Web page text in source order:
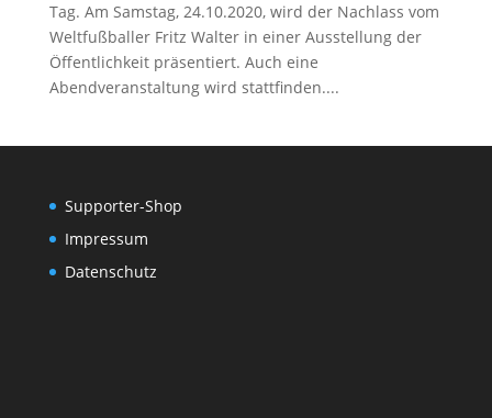
Tag. Am Samstag, 24.10.2020, wird der Nachlass vom
Weltfußballer Fritz Walter in einer Ausstellung der
Öffentlichkeit präsentiert. Auch eine
Abendveranstaltung wird stattfinden....
Supporter-Shop
Impressum
Datenschutz